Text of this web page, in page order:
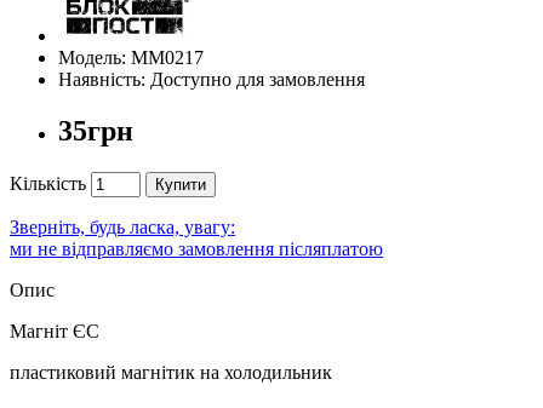
Модель: ММ0217
Наявність: Доступно для замовлення
35грн
Кількість Купити
Зверніть, будь ласка, увагу:
ми не відправляємо замовлення післяплатою
Опис
Магніт ЄС
пластиковий магнітик на холодильник